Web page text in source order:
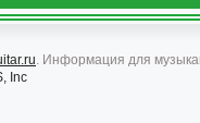
. Информация для
Inc